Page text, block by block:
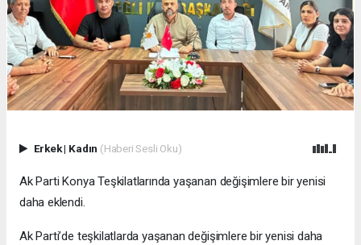
Erkek| Kadın (Haberi Sesli Oku)
Ak Parti Konya Teşkilatlarında yaşanan değişimlere bir yenisi
daha eklendi.
Ak Parti’de teşkilatlarda yaşanan değişimlere bir yenisi daha